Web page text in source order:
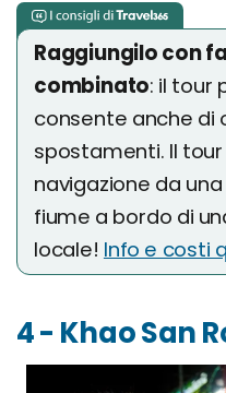
Raggiungilo con
combinato: il tour
consente anche di
spostamenti. Il
navigazione da
fiume a bordo di
locale! Info e costi
4 - Khao San